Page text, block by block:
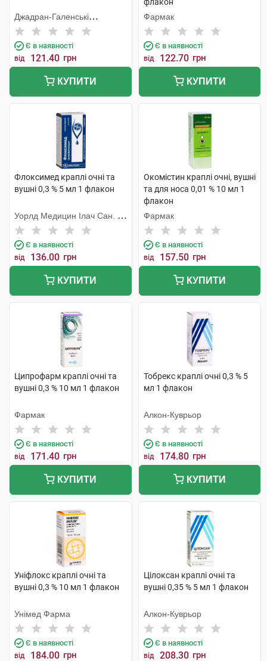
Джадран-Галенські
Лабораторій
Є в наявності
від 121.40 грн
КУПИТИ
Фармак
Є в наявності
від 122.70 грн
КУПИТИ
Флоксимед краплі очні та
вушні 0,3 % 5 мл 1 флакон
Уорлд Медицин Ілач Сан. Ве
Тідж
Є в наявності
від 136.00 грн
КУПИТИ
Окомістин краплі очні, вушні
та для носа 0,01 % 10 мл 1
флакон
Фармак
Є в наявності
від 157.50 грн
КУПИТИ
Ципрофарм краплі очні та
вушні 0,3 % 10 мл 1 флакон
Фармак
Є в наявності
від 171.40 грн
КУПИТИ
Тобрекс краплі очні 0,3 % 5
мл 1 флакон
Алкон-Куврьор
Є в наявності
від 174.80 грн
КУПИТИ
Уніфлокс краплі очні та
вушні 0,3 % 10 мл 1 флакон
Унімед Фарма
Є в наявності
від 184.00 грн
Цілоксан краплі очні та
вушні 0,35 % 5 мл 1 флакон
Алкон-Куврьор
Є в наявності
від 208.30 грн